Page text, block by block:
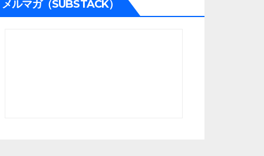
メルマガ（SUBSTACK）